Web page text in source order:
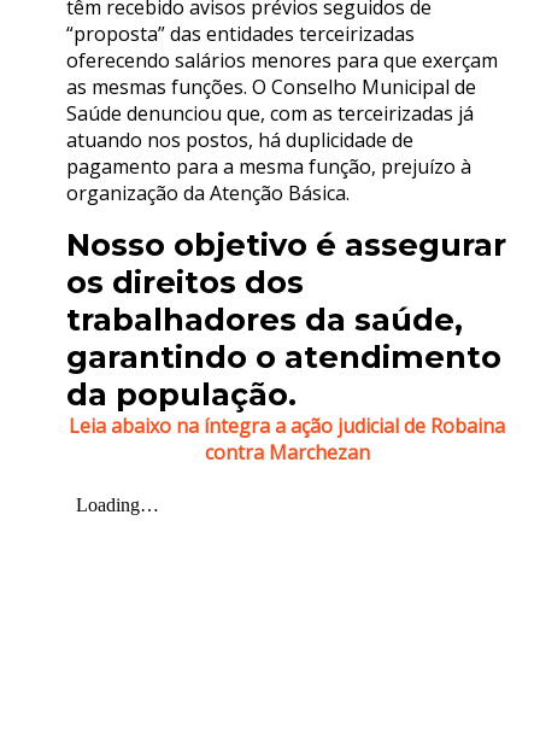
têm recebido avisos prévios seguidos de
“proposta” das entidades terceirizadas
oferecendo salários menores para que exerçam
as mesmas funções. O Conselho Municipal de
Saúde denunciou que, com as terceirizadas já
atuando nos postos, há duplicidade de
pagamento para a mesma função, prejuízo à
organização da Atenção Básica.
Nosso objetivo é assegurar
os direitos dos
trabalhadores da saúde,
garantindo o atendimento
da população.
Leia abaixo na íntegra a ação judicial de Robaina
contra Marchezan